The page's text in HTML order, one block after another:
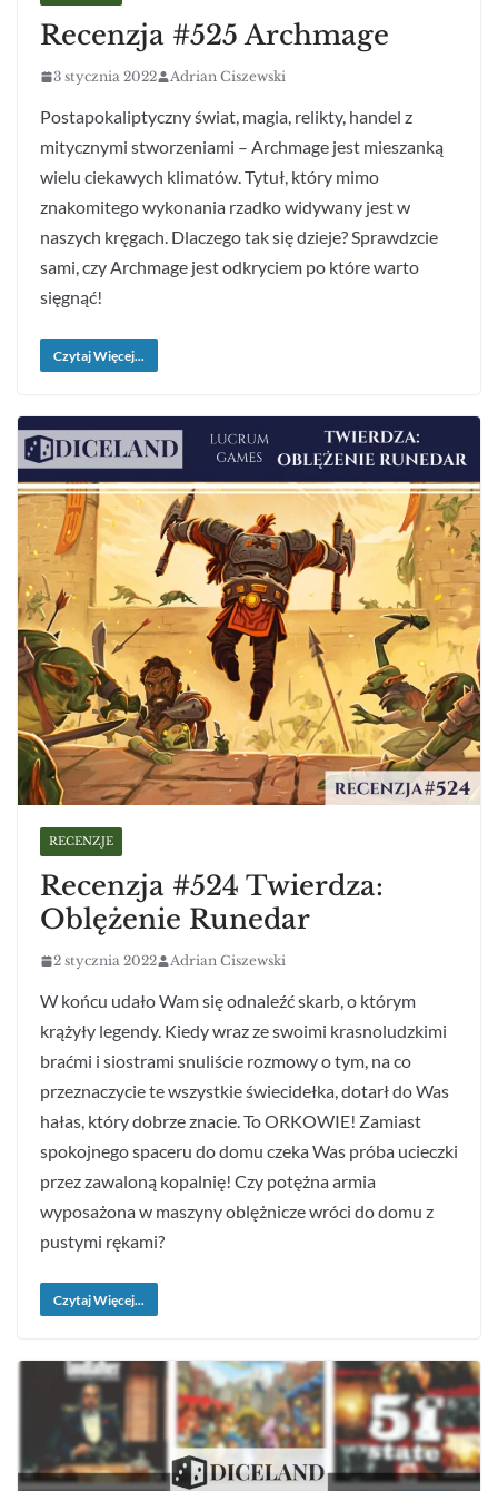
Recenzja #525 Archmage
3 stycznia 2022 Adrian Ciszewski
Postapokaliptyczny świat, magia, relikty, handel z
mitycznymi stworzeniami – Archmage jest mieszanką
wielu ciekawych klimatów. Tytuł, który mimo
znakomitego wykonania rzadko widywany jest w
naszych kręgach. Dlaczego tak się dzieje? Sprawdzcie
sami, czy Archmage jest odkryciem po które warto
sięgnąć!
Czytaj Więcej...
RECENZJE
Recenzja #524 Twierdza:
Oblężenie Runedar
2 stycznia 2022 Adrian Ciszewski
W końcu udało Wam się odnaleźć skarb, o którym
krążyły legendy. Kiedy wraz ze swoimi krasnoludzkimi
braćmi i siostrami snuliście rozmowy o tym, na co
przeznaczycie te wszystkie świecidełka, dotarł do Was
hałas, który dobrze znacie. To ORKOWIE! Zamiast
spokojnego spaceru do domu czeka Was próba ucieczki
przez zawaloną kopalnię! Czy potężna armia
wyposażona w maszyny oblężnicze wróci do domu z
pustymi rękami?
Czytaj Więcej...